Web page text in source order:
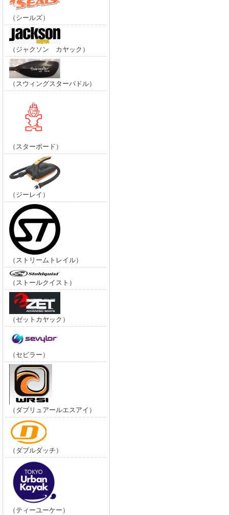
（シールズ）
（ジャクソン カヤック）
（スウィングスターパドル）
（スターボード）
（ジーレイ）
（ストリームトレイル）
（ストールクイスト）
（ゼットカヤック）
（セビラー）
（ダブリュアールエスアイ）
（ダブルダッチ）
（ティーユーケー）